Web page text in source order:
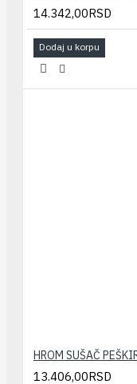
14.342,00RSD
Dodaj u korpu
13.406,00RSD